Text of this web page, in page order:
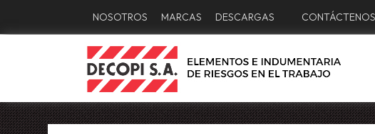
NOSOTROS MARCAS DESCARGAS CONTÁCTENOS